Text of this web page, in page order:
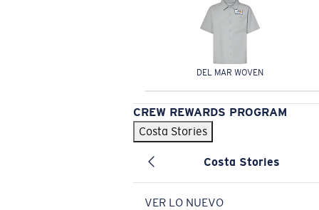
DEL MAR WOVEN
CREW REWARDS PROGRAM
Costa Stories
Costa Stories
VER LO NUEVO